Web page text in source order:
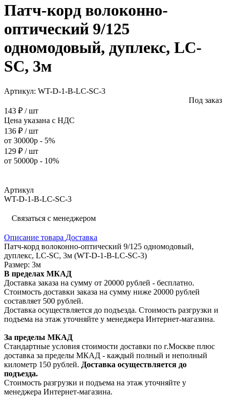
Патч-корд волоконно-
оптический 9/125
одномодовый, дуплекс, LC-
SC, 3м
Артикул: WT-D-1-B-LC-SC-3
Под заказ
143 ₽ / шт
Цена указана с НДС
136 ₽ / шт
от 30000р - 5%
129 ₽ / шт
от 50000р - 10%
Артикул
WT-D-1-B-LC-SC-3
Связаться с менеджером
Описание товара Доставка
Патч-корд волоконно-оптический 9/125 одномодовый,
дуплекс, LC-SC, 3м (WT-D-1-B-LC-SC-3)
Размер: 3м
В пределах МКАД
Доставка заказа на сумму от 20000 рублей - бесплатно.
Стоимость доставки заказа на сумму ниже 20000 рублей
составляет 500 рублей.
Доставка осуществляется до подъезда. Стоимость разгрузки и
подъема на этаж уточняйте у менеджера Интернет-магазина.
За пределы МКАД
Стандартные условия стоимости доставки по г.Москве плюс
доставка за пределы МКАД - каждый полный и неполный
километр 150 рублей. Доставка осуществляется до
подъезда.
Стоимость разгрузки и подъема на этаж уточняйте у
менеджера Интернет-магазина.